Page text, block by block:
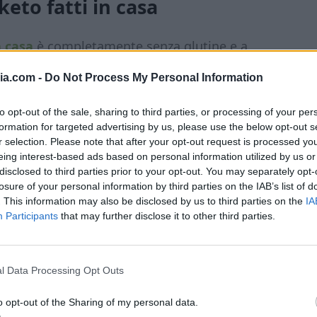
- Do Not Process My Personal Information
opt-out of the sale, sharing to third parties, or processing of your
for targeted advertising by us, please use the below opt-out
selection. Please note that after your opt-out request is processed
interest-based ads based on personal information utilized by us
to third parties prior to your opt-out. You may separately
of your personal information by third parties on the IAB’s list of
This information may also be disclosed by us to third parties on the
Participants that may further disclose it to other third parties.
Data Processing Opt Outs
opt-out of the Sharing of my personal data.
fatti in casa
è completamente senza glutine e a
da una miscela di
una consistenza compatta e
di ottenere un impasto omogeneo,
additivi particolari.Il ripieno è il vero
cotto che, con la cottura, diventa
posto del pangrattato tradizionale,
conferisce una croccantezza extra senza
in padella con olio di cocco,
le esigenze di chi segue una dieta